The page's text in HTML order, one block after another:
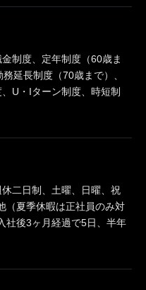
制度、定年制度（60歳ま
延長制度（70歳まで）、
U・Iターン制度、時短制
二日制、土曜、日曜、祝
（夏季休暇は正社員のみ対
社後3ヶ月経過で5日、半年